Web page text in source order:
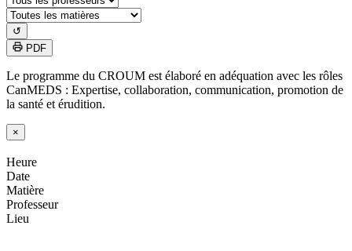
↺
PDF
Le programme du CROUM est élaboré en adéquation avec les rôles
CanMEDS : Expertise, collaboration, communication, promotion de
la santé et érudition.
×
Heure
Date
Matière
Professeur
Lieu